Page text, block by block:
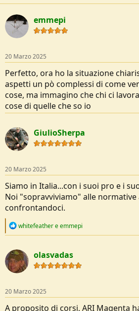
c
t
i
o
n
:
emmepi
20 Marzo 2025
Perfetto, ora ho la situazione
aspetti un pò complessi di come
cose, ma immagino che chi ci
cose di quelle che so io
GiulioSherpa
20 Marzo 2025
Siamo in Italia...con i suoi pro e i
Noi "sopravviviamo" alle normative
confrontandoci.
R
c
t
i
o
s
:
whitefeathereemmepi
olasvadas
20 Marzo 2025
A proposito di corsi, ARI Magenta